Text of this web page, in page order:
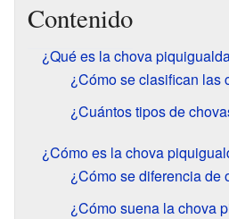
Contenido
¿Qué es la chova
¿Cómo se clasifican las
¿Cuántos tipos de
¿Cómo es la chova
¿Cómo se diferencia de
¿Cómo suena la chova